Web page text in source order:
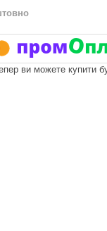
ви можете купити